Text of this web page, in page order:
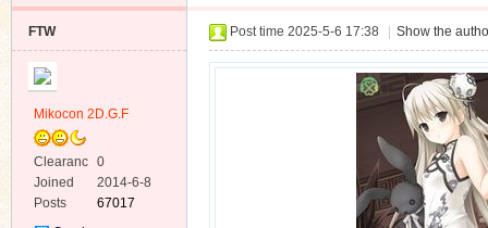
FTW
Mikocon 2D.G.F
Clearanc
e
0
Joined
2014-6-8
Posts
67017
Post time 2025-5-6 17:38 Show the